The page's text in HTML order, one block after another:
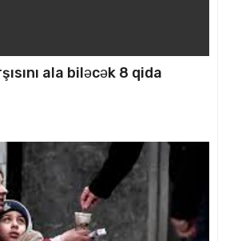
ala biləcək 8 qida